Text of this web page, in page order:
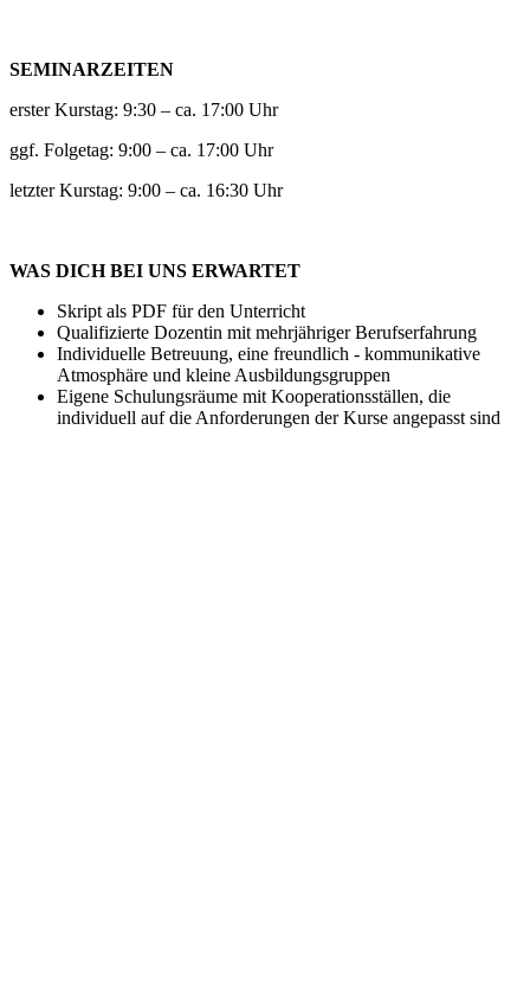
SEMINARZEITEN
erster Kurstag: 9:30 – ca. 17:00 Uhr
ggf. Folgetag: 9:00 – ca. 17:00 Uhr
letzter Kurstag: 9:00 – ca. 16:30 Uhr
WAS DICH BEI UNS ERWARTET
Skript als PDF für den Unterricht
Qualifizierte Dozentin mit mehrjähriger Berufserfahrung
Individuelle Betreuung, eine freundlich - kommunikative
Atmosphäre und kleine Ausbildungsgruppen
Eigene Schulungsräume mit Kooperationsställen, die
individuell auf die Anforderungen der Kurse angepasst sind